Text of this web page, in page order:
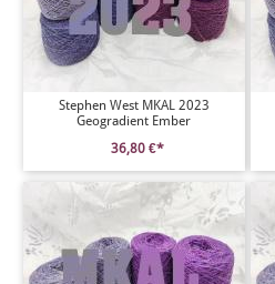
Stephen West MKAL 2023
Geogradient Ember
36,80 €*